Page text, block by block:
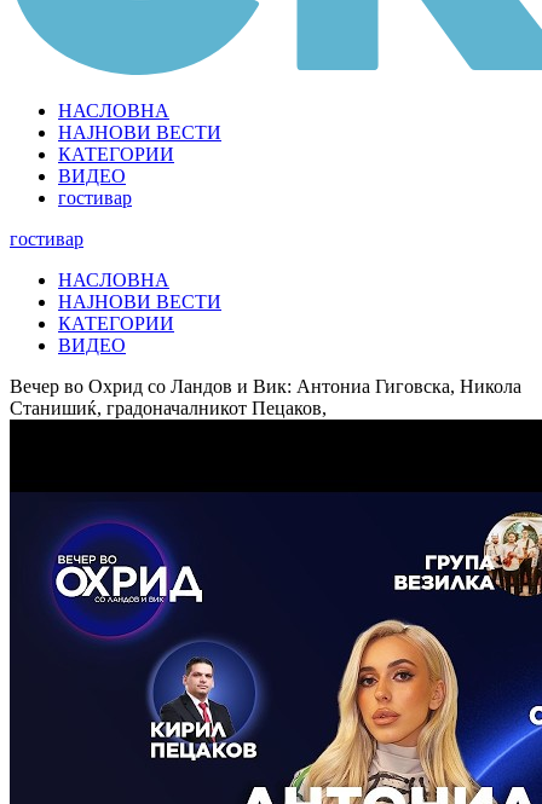
НАСЛОВНА
НАЈНОВИ ВЕСТИ
КАТЕГОРИИ
ВИДЕО
гостивар
гостивар
НАСЛОВНА
НАЈНОВИ ВЕСТИ
КАТЕГОРИИ
ВИДЕО
Вечер во Охрид со Ландов и Вик: Антониа Гиговска, Никола
Станишиќ, градоначалникот Пецаков,